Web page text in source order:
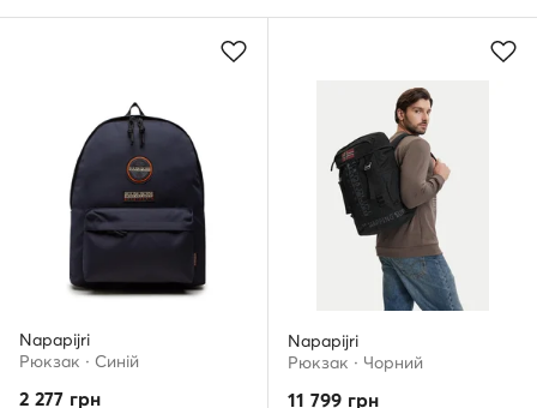
Napapijri
Рюкзак · Cиній
2 277 грн
Napapijri
Рюкзак · Чорний
11 799 грн